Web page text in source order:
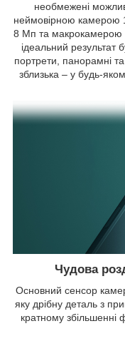
необмежені
неймовірною камерою
8 Мп та макрокамерою
ідеальний результат
портрети, панорамні
зблизька – у будь-
Чудова
Основний сенсор
яку дрібну деталь з
кратному збільшенні